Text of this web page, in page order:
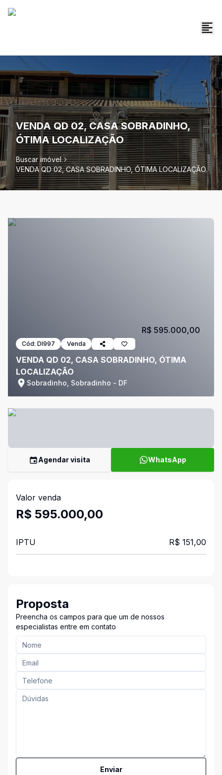
VENDA QD 02, CASA SOBRADINHO,
ÓTIMA LOCALIZAÇÃO
Buscar imóvel
VENDA QD 02, CASA SOBRADINHO, ÓTIMA LOCALIZAÇÃO
Cód: DI997 Venda
VENDA QD 02, CASA SOBRADINHO, ÓTIMA
LOCALIZAÇÃO
Sobradinho, Sobradinho - DF
R$ 595.000,00
Agendar visita WhatsApp
Valor venda
R$ 595.000,00
IPTU R$ 151,00
Proposta
Preencha os campos para que um de nossos
especialistas entre em contato
Enviar